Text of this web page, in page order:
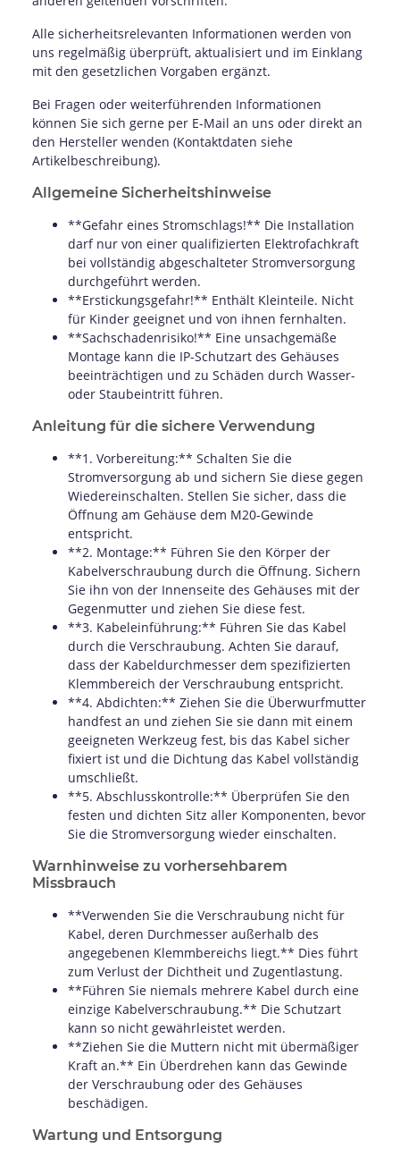
Alle sicherheitsrelevanten Informationen werden von
uns regelmäßig überprüft, aktualisiert und im Einklang
mit den gesetzlichen Vorgaben ergänzt.
Bei Fragen oder weiterführenden Informationen
können Sie sich gerne per E-Mail an uns oder direkt an
den Hersteller wenden (Kontaktdaten siehe
Artikelbeschreibung).
Allgemeine Sicherheitshinweise
**Gefahr eines Stromschlags!** Die Installation
darf nur von einer qualifizierten Elektrofachkraft
bei vollständig abgeschalteter Stromversorgung
durchgeführt werden.
**Erstickungsgefahr!** Enthält Kleinteile. Nicht
für Kinder geeignet und von ihnen fernhalten.
**Sachschadenrisiko!** Eine unsachgemäße
Montage kann die IP-Schutzart des Gehäuses
beeinträchtigen und zu Schäden durch Wasser-
oder Staubeintritt führen.
Anleitung für die sichere Verwendung
**1. Vorbereitung:** Schalten Sie die
Stromversorgung ab und sichern Sie diese gegen
Wiedereinschalten. Stellen Sie sicher, dass die
Öffnung am Gehäuse dem M20-Gewinde
entspricht.
**2. Montage:** Führen Sie den Körper der
Kabelverschraubung durch die Öffnung. Sichern
Sie ihn von der Innenseite des Gehäuses mit der
Gegenmutter und ziehen Sie diese fest.
**3. Kabeleinführung:** Führen Sie das Kabel
durch die Verschraubung. Achten Sie darauf,
dass der Kabeldurchmesser dem spezifizierten
Klemmbereich der Verschraubung entspricht.
**4. Abdichten:** Ziehen Sie die Überwurfmutter
handfest an und ziehen Sie sie dann mit einem
geeigneten Werkzeug fest, bis das Kabel sicher
fixiert ist und die Dichtung das Kabel vollständig
umschließt.
**5. Abschlusskontrolle:** Überprüfen Sie den
festen und dichten Sitz aller Komponenten, bevor
Sie die Stromversorgung wieder einschalten.
Warnhinweise zu vorhersehbarem
Missbrauch
**Verwenden Sie die Verschraubung nicht für
Kabel, deren Durchmesser außerhalb des
angegebenen Klemmbereichs liegt.** Dies führt
zum Verlust der Dichtheit und Zugentlastung.
**Führen Sie niemals mehrere Kabel durch eine
einzige Kabelverschraubung.** Die Schutzart
kann so nicht gewährleistet werden.
**Ziehen Sie die Muttern nicht mit übermäßiger
Kraft an.** Ein Überdrehen kann das Gewinde
der Verschraubung oder des Gehäuses
beschädigen.
Wartung und Entsorgung